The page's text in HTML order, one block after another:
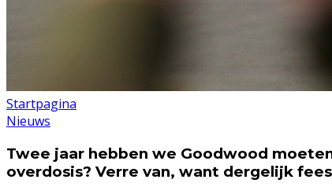
Startpagina
Nieuws
Twee jaar hebben we Goodwood
overdosis? Verre van, want dergelijk